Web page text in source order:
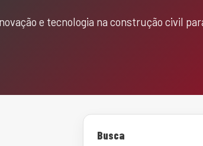
e tecnologia na construção civil
Busca